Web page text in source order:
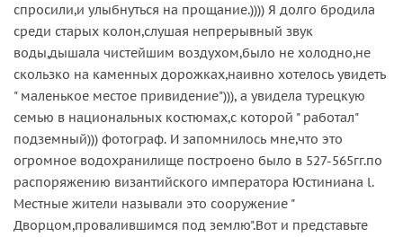
спросили,и улыбнуться на прощание.)))) Я долго бродила
среди старых колон,слушая непрерывный звук
воды,дышала чистейшим воздухом,было не холодно,не
скользко на каменных дорожках,наивно хотелось увидеть
" маленькое местое привидение"))), а увидела турецкую
семью в национальных костюмах,с которой " работал"
подземный))) фотограф. И запомнилось мне,что это
огромное водохранилище построено было в 527-565гг.по
распоряжению византийского императора Юстиниана l.
Местные жители называли это сооружение "
Дворцом,провалившимся под землю".Вот и представьте